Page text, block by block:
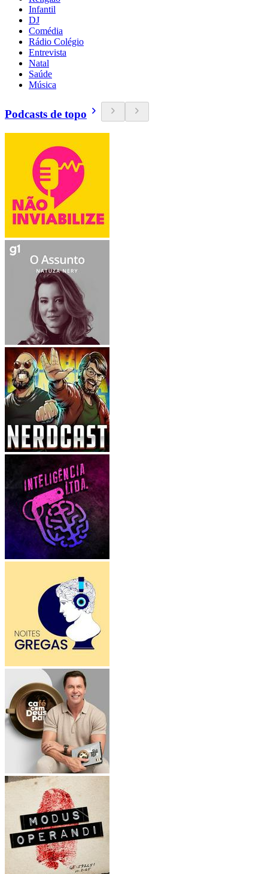
Infantil
DJ
Comédia
Rádio Colégio
Entrevista
Natal
Saúde
Música
Podcasts de topo